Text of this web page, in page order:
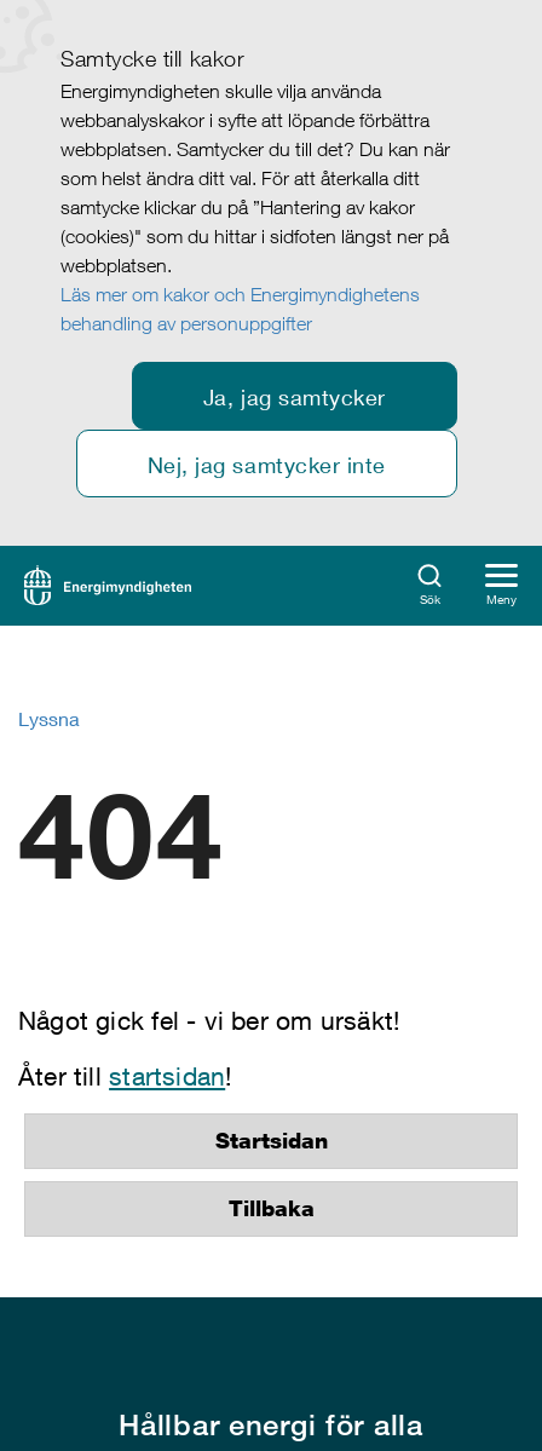
Samtycke till kakor
Energimyndigheten skulle vilja använda
webbanalyskakor i syfte att löpande förbättra
webbplatsen. Samtycker du till det? Du kan när
som helst ändra ditt val. För att återkalla ditt
samtycke klickar du på ”Hantering av kakor
(cookies)" som du hittar i sidfoten längst ner på
webbplatsen.
Läs mer om kakor och Energimyndighetens
behandling av personuppgifter
Ja, jag samtycker
Nej, jag samtycker inte
Sök Meny
Lyssna
404
Något gick fel - vi ber om ursäkt!
Åter tillstartsidan!
Startsidan
Tillbaka
Hållbar energi för alla